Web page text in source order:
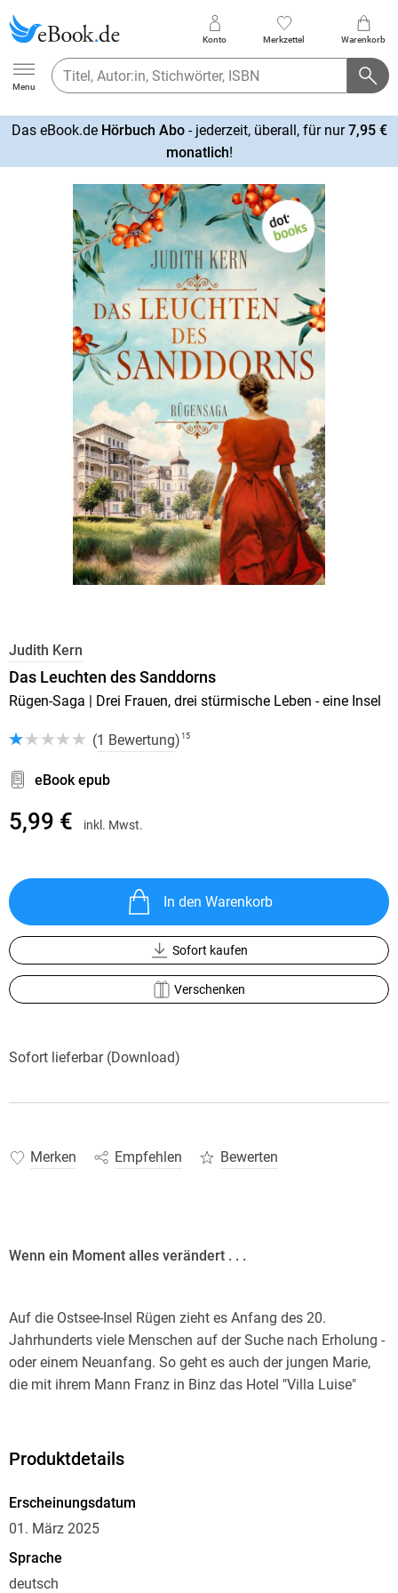
Ebook.de
Menu
Konto Merkzettel Warenkorb
Das eBook.de Hörbuch Abo- jederzeit, überall, für nur7,95 €
monatlich!
Judith Kern
Das Leuchten des Sanddorns
Rügen-Saga | Drei Frauen, drei stürmische Leben - eine Insel
(1 Bewertung) 15
eBook epub
5,99 € inkl. Mwst.
In den Warenkorb
Sofort kaufen
Verschenken
Sofort lieferbar (Download)
Merken Empfehlen Bewerten
Wenn ein Moment alles verändert . . .
Auf die Ostsee-Insel Rügen zieht es Anfang des 20.
Jahrhunderts viele Menschen auf der Suche nach Erholung -
oder einem Neuanfang. So geht es auch der jungen Marie,
die mit ihrem Mann Franz in Binz das Hotel "Villa Luise"
gefunden zu haben - bis sie Sophie von Blankenburg
abschreckt wie fasziniert. Noch ahnt Marie nicht, dass
beeinflussen wird . . .
Produktdetails
Erscheinungsdatum
01. März 2025
Sprache
deutsch